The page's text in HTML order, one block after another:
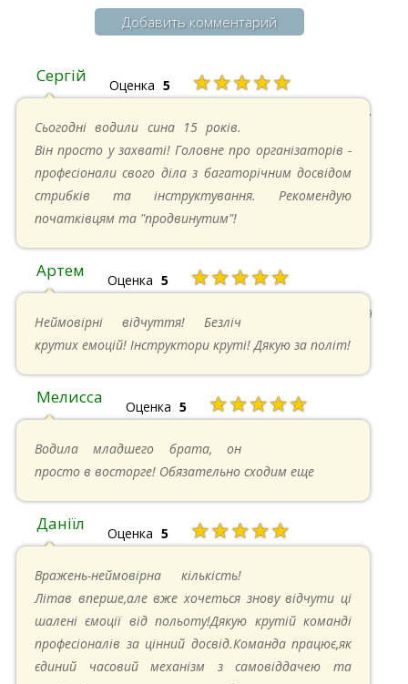
Добавить комментарий
Сергій Оценка 5 ★★★★★
20.04.2025 в 17:07
Сьогодні водили сина 15 років.
Він просто у захваті! Головне про організаторів -
професіонали свого діла з багаторічним досвідом
стрибків та інструктування. Рекомендую
початківцям та "продвинутим"!
Артем Оценка 5 ★★★★★
22.06.2024 в 15:59
Неймовірні відчуття! Безліч
крутих емоцій! Інструктори круті! Дякую за політ!
Мелисса Оценка 5 ★★★★★
Водила младшего брата, он
просто в восторге! Обязательно сходим еще
Даніїл Оценка 5 ★★★★★
Вражень-неймовірна кількість!
Літав вперше,але вже хочеться знову відчути ці
шалені ємоції від польоту!Дякую крутій команді
професіоналів за цінний досвід.Команда працює,як
єдиний часовий механізм з самовіддачею та